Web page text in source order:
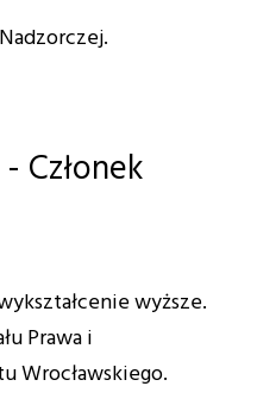
Członek
wyższe.
Prawa i
Wrocławskiego.